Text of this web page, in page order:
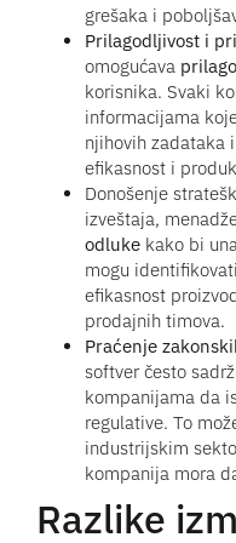
grešaka i
Prilagodljivost i
omogućava
korisnika. Svaki
informacijama
njihovih zadataka
efikasnost i
Donošenje
izveštaja,
odluke kako bi
mogu
efikasnost
prodajnih timova.
Praćenje
softver često
kompanijama da
regulative. To
industrijskim
kompanija mora
Razlike